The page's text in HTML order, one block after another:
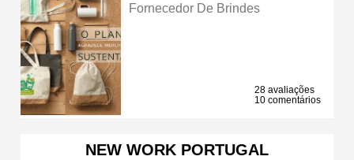
Fornecedor De Brindes
28 avaliações
10 comentários
NEW WORK PORTUGAL